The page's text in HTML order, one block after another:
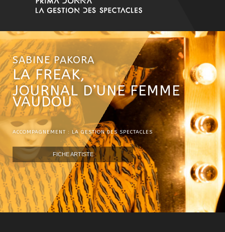
SABINE PAKORA
LA FREAK,
JOURNAL D’UNE FEMME
VAUDOU
ACCOMPAGNEMENT : LA GESTION DES SPECTACLES
FICHE ARTISTE